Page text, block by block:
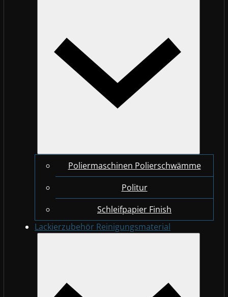
Poliermaschinen Polierschwämme
Politur
Schleifpapier Finish
Lackierzubehör Reinigungsmaterial